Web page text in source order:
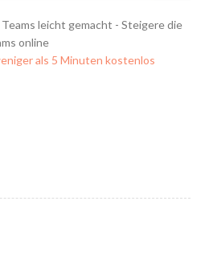
leicht gemacht - Steigere die
online
als 5 Minuten kostenlos